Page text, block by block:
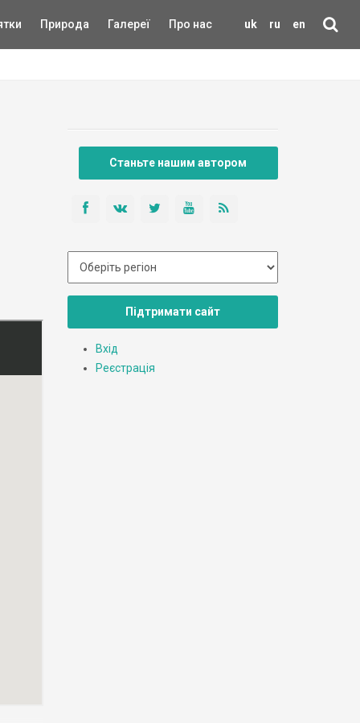
uk ru en
Природа Галереї Про нас
Станьте нашим автором
Підтримати сайт
Вхід
Реєстрація